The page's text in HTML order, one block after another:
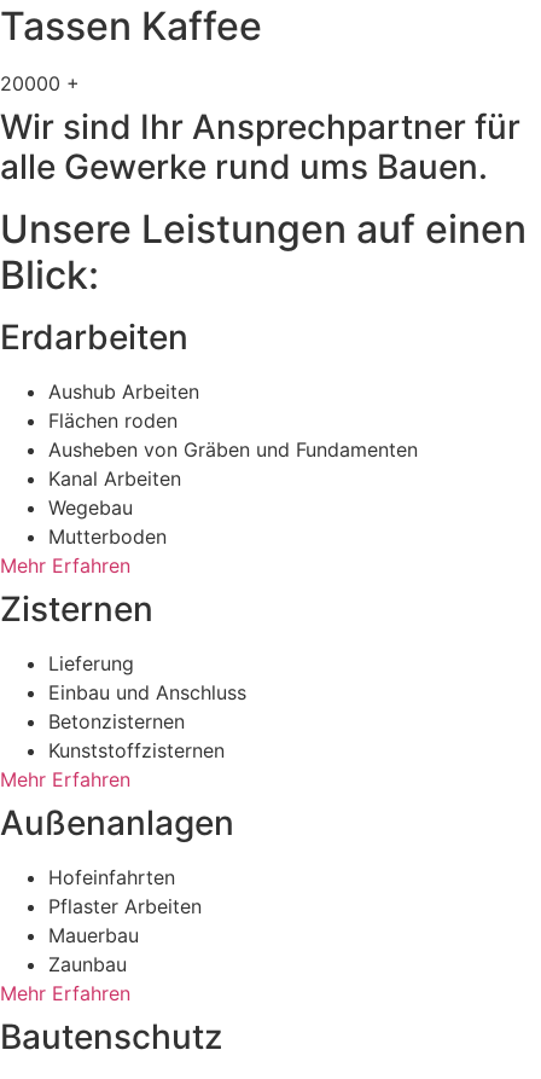
Tassen Kaffee
20000 +
Wir sind Ihr Ansprechpartner für
alle Gewerke rund ums Bauen.
Unsere Leistungen auf einen
Blick:
Erdarbeiten
Aushub Arbeiten
Flächen roden
Ausheben von Gräben und Fundamenten
Kanal Arbeiten
Wegebau
Mutterboden
Mehr Erfahren
Zisternen
Lieferung
Einbau und Anschluss
Betonzisternen
Kunststoffzisternen
Mehr Erfahren
Außenanlagen
Hofeinfahrten
Pflaster Arbeiten
Mauerbau
Zaunbau
Mehr Erfahren
Bautenschutz